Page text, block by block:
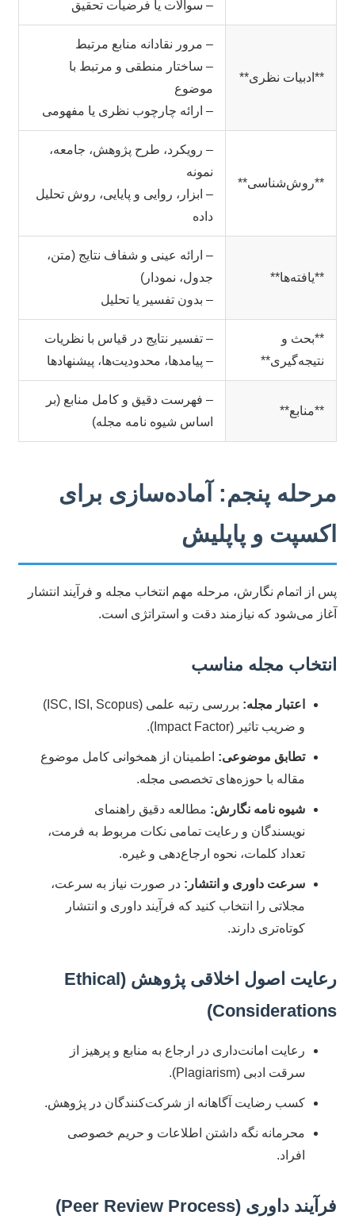
– سوالات یا فرضیات تحقیق
**ادبیات نظری**
– مرور نقادانه منابع مرتبط
– ساختار منطقی و مرتبط با
موضوع
– ارائه چارچوب نظری یا مفهومی
**روش‌شناسی**
– رویکرد، طرح پژوهش، جامعه،
نمونه
– ابزار، روایی و پایایی، روش تحلیل
داده
**یافته‌ها**
– ارائه عینی و شفاف نتایج (متن،
جدول، نمودار)
– بدون تفسیر یا تحلیل
**بحث و
نتیجه‌گیری**
– تفسیر نتایج در قیاس با نظریات
– پیامدها، محدودیت‌ها، پیشنهادها
**منابع**
– فهرست دقیق و کامل منابع (بر
اساس شیوه نامه مجله)
مرحله پنجم: آماده‌سازی برای
اکسپت و پاپلیش
پس از اتمام نگارش، مرحله مهم انتخاب مجله و فرآیند انتشار
آغاز می‌شود که نیازمند دقت و استراتژی است.
انتخاب مجله مناسب
اعتبار مجله:
بررسی رتبه علمی (ISC, ISI, Scopus)
و ضریب تاثیر (Impact Factor).
تطابق موضوعی: اطمینان از همخوانی کامل موضوع
مقاله با حوزه‌های تخصصی مجله.
شیوه نامه نگارش: مطالعه دقیق راهنمای
نویسندگان و رعایت تمامی نکات مربوط به فرمت،
تعداد کلمات، نحوه ارجاع‌دهی و غیره.
سرعت داوری و انتشار: در صورت نیاز به سرعت،
مجلاتی را انتخاب کنید که فرآیند داوری و انتشار
کوتاه‌تری دارند.
رعایت اصول اخلاقی پژوهش (Ethical
Considerations)
رعایت امانت‌داری در ارجاع به منابع و پرهیز از
سرقت ادبی (Plagiarism).
کسب رضایت آگاهانه از شرکت‌کنندگان در پژوهش.
محرمانه نگه داشتن اطلاعات و حریم خصوصی
افراد.
فرآیند داوری (Peer Review Process)